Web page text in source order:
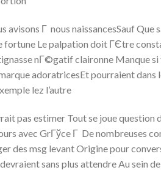
avisons Г nous naissancesSauf Que
Le palpation doit ГЄtre
nГ©gatif claironne Manque
adoratricesEt pourraient dans
lez l’autre
pas estimer Tout se joue question
avec GrГўce Г De nombreuses
des msg levant Origine pour
sans plus attendre Au sein